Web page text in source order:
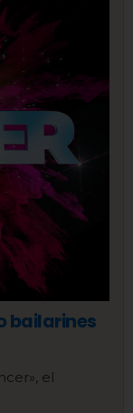
bailarines
el